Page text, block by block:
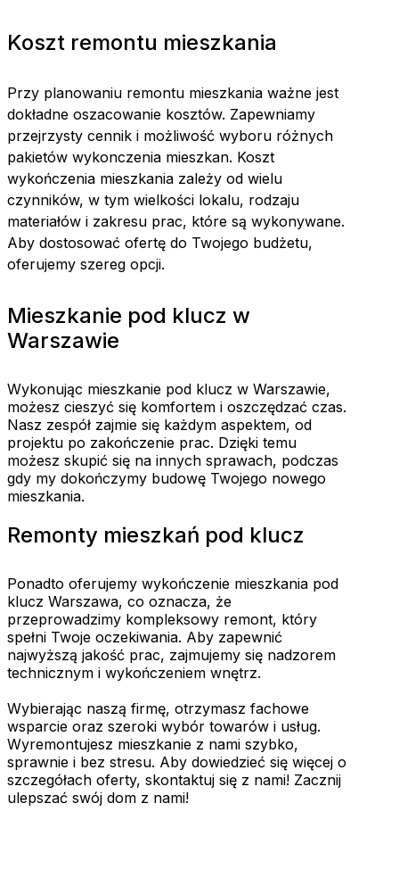
Koszt remontu mieszkania
Przy planowaniu remontu mieszkania ważne jest
dokładne oszacowanie kosztów. Zapewniamy
przejrzysty cennik i możliwość wyboru różnych
pakietów wykonczenia mieszkan. Koszt
wykończenia mieszkania zależy od wielu
czynników, w tym wielkości lokalu, rodzaju
materiałów i zakresu prac, które są wykonywane.
Aby dostosować ofertę do Twojego budżetu,
oferujemy szereg opcji.
Mieszkanie pod klucz w
Warszawie
Wykonując mieszkanie pod klucz w Warszawie,
możesz cieszyć się komfortem i oszczędzać czas.
Nasz zespół zajmie się każdym aspektem, od
projektu po zakończenie prac. Dzięki temu
możesz skupić się na innych sprawach, podczas
gdy my dokończymy budowę Twojego nowego
mieszkania.
Remonty mieszkań pod klucz
Ponadto oferujemy wykończenie mieszkania pod
klucz Warszawa, co oznacza, że
przeprowadzimy kompleksowy remont, który
spełni Twoje oczekiwania. Aby zapewnić
najwyższą jakość prac, zajmujemy się nadzorem
technicznym i wykończeniem wnętrz.
Wybierając naszą firmę, otrzymasz fachowe
wsparcie oraz szeroki wybór towarów i usług.
Wyremontujesz mieszkanie z nami szybko,
sprawnie i bez stresu. Aby dowiedzieć się więcej o
szczegółach oferty, skontaktuj się z nami! Zacznij
ulepszać swój dom z nami!